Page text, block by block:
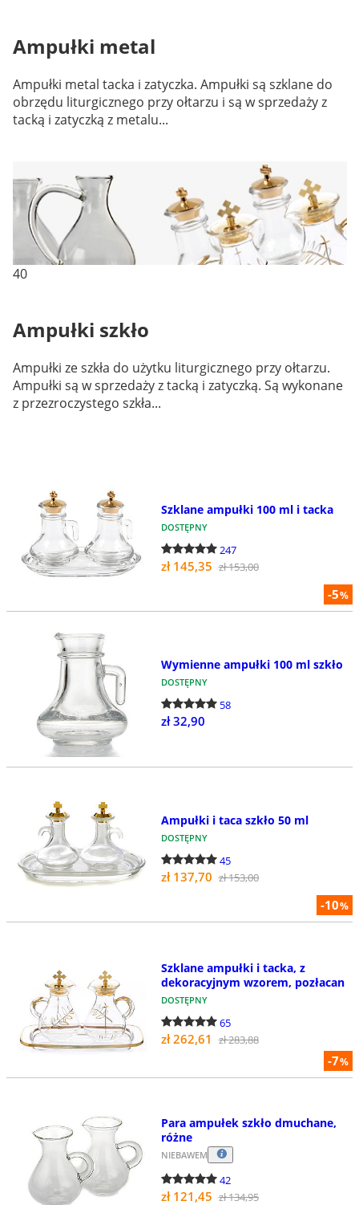
Ampułki metal
Ampułki metal tacka i zatyczka. Ampułki są szklane do
obrzędu liturgicznego przy ołtarzu i są w sprzedaży z
tacką i zatyczką z metalu...
40
Ampułki szkło
Ampułki ze szkła do użytku liturgicznego przy ołtarzu.
Ampułki są w sprzedaży z tacką i zatyczką. Są wykonane
z przezroczystego szkła...
-5%
Szklane ampułki 100 ml i tacka
DOSTĘPNY
247
zł 145,35 zł 153,00
Wymienne ampułki 100 ml szkło
DOSTĘPNY
58
zł 32,90
-10%
Ampułki i taca szkło 50 ml
DOSTĘPNY
45
zł 137,70 zł 153,00
-7%
Szklane ampułki i tacka, z
dekoracyjnym wzorem, pozłacan
DOSTĘPNY
65
zł 262,61 zł 283,88
Para ampułek szkło dmuchane,
różne
NIEBAWEM
42
zł 121,45 zł 134,95